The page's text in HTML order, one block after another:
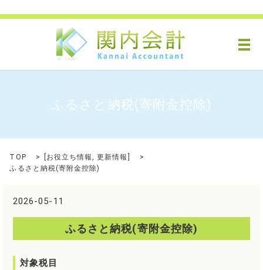
メ
ふるさと納税(寄附金控除)
TOP お役立ち情報,更新情報
ふるさと納税(寄附金控除)
2026-05-11
ふるさと納税(寄附金控除)
対象税目